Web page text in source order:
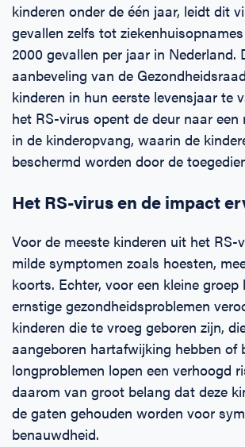
kinderen onder de één jaar, leidt dit
gevallen zelfs tot
2000 gevallen per jaar in Nederland.
aanbeveling van de
kinderen in hun eerste levensjaar te
het RS-virus opent de deur naar
in de kinderopvang, waarin de
beschermd worden door de
Het RS-virus en de impact
Voor de meeste kinderen uit het RS-
milde symptomen zoals hoesten,
koorts. Echter, voor een kleine
ernstige gezondheidsproblemen
kinderen die te vroeg geboren zijn,
aangeboren hartafwijking hebben of
longproblemen lopen een verhoogd
daarom van groot belang dat deze
de gaten gehouden worden voor
benauwdheid.